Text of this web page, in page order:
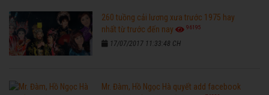
260 tuồng cải lương xưa trước 1975 hay
nhất từ trước đến nay
96195
17/07/2017 11:33:48 CH
Mr. Đàm, Hồ Ngọc Hà quyết add facebook